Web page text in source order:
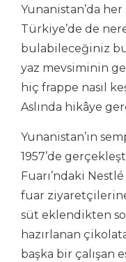
Yunanistan’da
Türkiye’de de
bulabileceğiniz
yaz mevsiminin
hiç frappe nasıl
Aslında hikâye
Yunanistan’ın
1957’de
Fuarı’ndaki
fuar
süt eklendikten
hazırlanan
başka bir çalışan